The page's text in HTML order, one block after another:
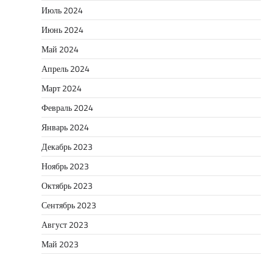
Июль 2024
Июнь 2024
Май 2024
Апрель 2024
Март 2024
Февраль 2024
Январь 2024
Декабрь 2023
Ноябрь 2023
Октябрь 2023
Сентябрь 2023
Август 2023
Май 2023